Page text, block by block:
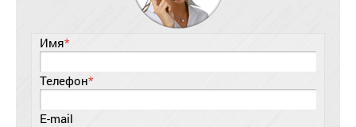
Имя*
Телефон*
E-mail